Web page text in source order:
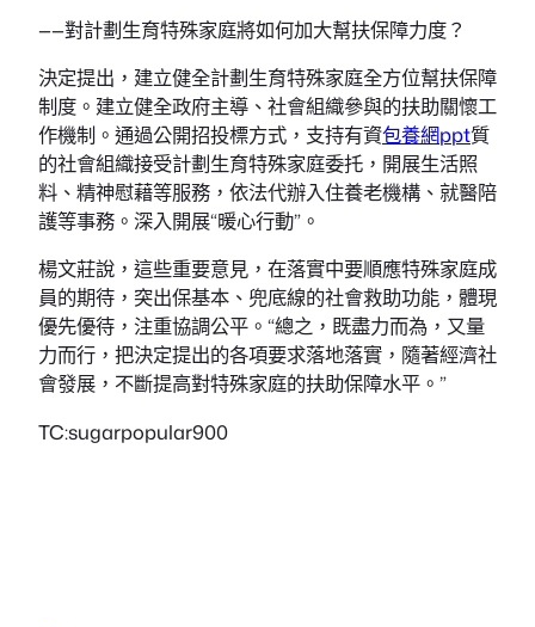
——對計劃生育特殊家庭將如何加大幫扶保障力度？
決定提出，建立健全計劃生育特殊家庭全方位幫扶保障
制度。建立健全政府主導、社會組織參與的扶助關懷工
作機制。通過公開招投標方式，支持有資包養網ppt質
的社會組織接受計劃生育特殊家庭委托，開展生活照
料、精神慰藉等服務，依法代辦入住養老機構、就醫陪
護等事務。深入開展“暖心行動”。
楊文莊說，這些重要意見，在落實中要順應特殊家庭成
員的期待，突出保基本、兜底線的社會救助功能，體現
優先優待，注重協調公平。“總之，既盡力而為，又量
力而行，把決定提出的各項要求落地落實，隨著經濟社
會發展，不斷提高對特殊家庭的扶助保障水平。”
TC:sugarpopular900